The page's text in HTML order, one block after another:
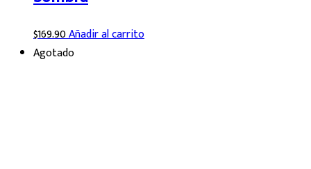
$169.90Añadir al carrito
Agotado